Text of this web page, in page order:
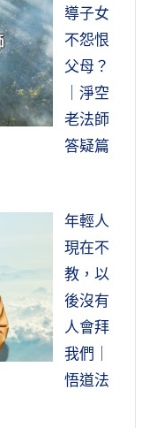
導子女
不怨恨
父母？
｜淨空
老法師
答疑篇
年輕人
現在不
教，以
後沒有
人會拜
我們｜
悟道法